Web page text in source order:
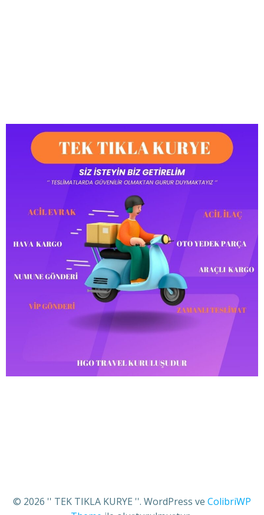
© 2026 '' TEK TIKLA KURYE ''. WordPress ve ColibriWP